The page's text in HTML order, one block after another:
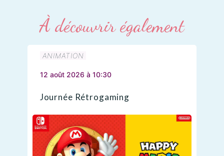
À découvrir également
ANIMATION
12 août 2026 à 10:30
Journée Rétrogaming